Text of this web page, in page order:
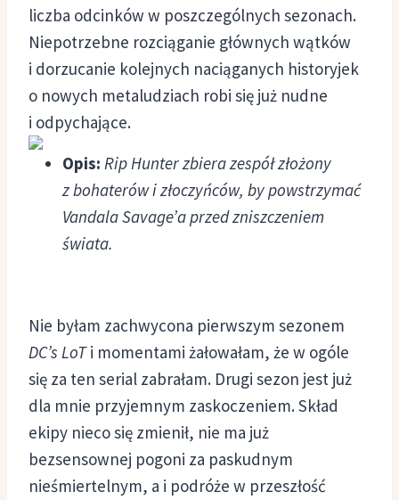
liczba odcinków w poszczególnych sezonach.
Niepotrzebne rozciąganie głównych wątków
i dorzucanie kolejnych naciąganych historyjek
o nowych metaludziach robi się już nudne
i odpychające.
Opis: Rip Hunter zbiera zespół złożony
z bohaterów i złoczyńców, by powstrzymać
Vandala Savage’a przed zniszczeniem
świata.
Nie byłam zachwycona pierwszym sezonem
DC’s LoTi momentami żałowałam, że w ogóle
się za ten serial zabrałam. Drugi sezon jest już
dla mnie przyjemnym zaskoczeniem. Skład
ekipy nieco się zmienił, nie ma już
bezsensownej pogoni za paskudnym
nieśmiertelnym, a i podróże w przeszłość